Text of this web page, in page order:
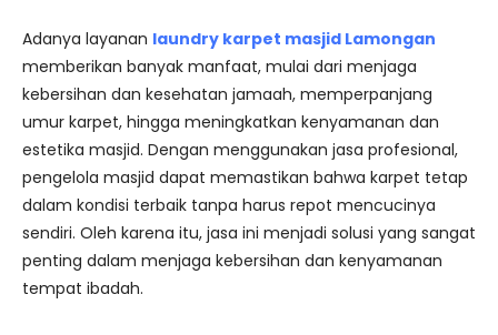
Adanya layanan laundry karpet masjid Lamongan
memberikan banyak manfaat, mulai dari menjaga
kebersihan dan kesehatan jamaah, memperpanjang
umur karpet, hingga meningkatkan kenyamanan dan
estetika masjid. Dengan menggunakan jasa profesional,
pengelola masjid dapat memastikan bahwa karpet tetap
dalam kondisi terbaik tanpa harus repot mencucinya
sendiri. Oleh karena itu, jasa ini menjadi solusi yang sangat
penting dalam menjaga kebersihan dan kenyamanan
tempat ibadah.